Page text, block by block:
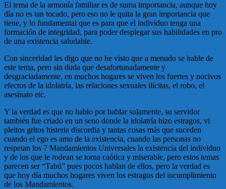
El tema de la armonía familiar es de suma importancia, aunque hoy
día no es tan tocado, pero eso no le quita la gran importancia que
tiene, y lo fundamental que es para que el individuo tenga una
formación de integridad, para poder desplegar sus habilidades en pro
de una existencia saludable.
Con sinceridad les digo que no he visto que a menudo se hable de
este tema, pero sin duda que desafortunadamente y
desgraciadamente, en muchos hogares se viven los fuertes y nocivos
efectos de la idolatría, las relaciones sexuales ilícitas, el robo, el
asesinato etc.
Y la verdad es que no hablo por hablar solamente, su servidor
también fue criado en un seno donde la idolatría hizo estragos, vi
pleitos gritos histeria discordia y tantas cosas más que suceden
cuando el ego es amo de la existencia, cuando las personas no
respetan los 7 Mandamientos Universales la existencia del individuo
y de los que le rodean se torna caótica y miserable, pero estos temas
parecen ser “Tabú” pues pocos hablan de ellos, pero la verdad es
que hoy día muchos hogares viven los estragos del incumplimiento
de los Mandamientos.